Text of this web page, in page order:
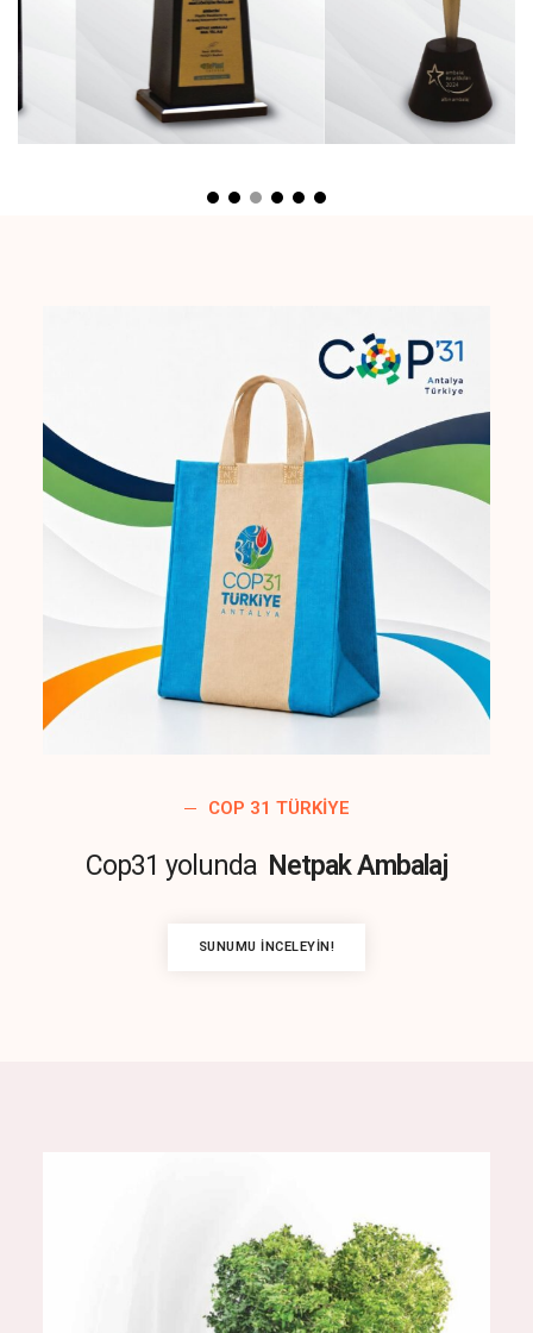
COP 31 TÜRKIYE
Cop31 yolunda Netpak Ambalaj
SUNUMU İNCELEYIN!